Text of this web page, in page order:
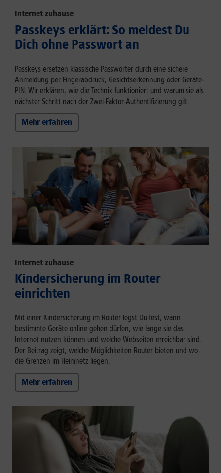
Internet zuhause
Passkeys erklärt: So meldest Du
Dich ohne Passwort an
Passkeys ersetzen klassische Passwörter durch eine sichere
Anmeldung per Fingerabdruck, Gesichtserkennung oder Geräte-
PIN. Wir erklären, wie die Technik funktioniert und warum sie als
nächster Schritt nach der Zwei-Faktor-Authentifizierung gilt.
Mehr erfahren
Internet zuhause
Kindersicherung im Router
einrichten
Mit einer Kindersicherung im Router legst Du fest, wann
bestimmte Geräte online gehen dürfen, wie lange sie das
Internet nutzen können und welche Webseiten erreichbar sind.
Der Beitrag zeigt, welche Möglichkeiten Router bieten und wo
die Grenzen im Heimnetz liegen.
Mehr erfahren